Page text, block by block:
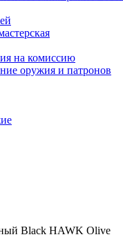
на комиссию
оружия и патронов
Black HAWK Olive